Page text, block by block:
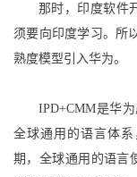
那时，印度软件
须要向印度学习。所
熟度模型引入华为。
IPD+CMM是华
全球通用的语言体
期，全球通用的语言